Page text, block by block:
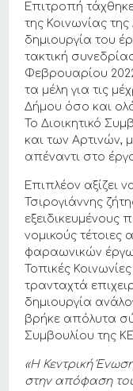
Επιτροπή
της Κοινωνίας
δημιουργία του
τακτική
Φεβρουαρίου
τα μέλη για τις
Δήμου όσο και
Το Διοικητικό
και των Αρτινών,
απέναντι στο
Επιπλέον αξίζει
Τσιρογιάννης
εξειδικευμένους
νομικούς τέτοιες
φαραωνικών
Τοπικές
τρανταχτά
δημιουργία
βρήκε απόλυτα
Συμβουλίου της
«Η Κεντρική Έ
στηναπόφαση το